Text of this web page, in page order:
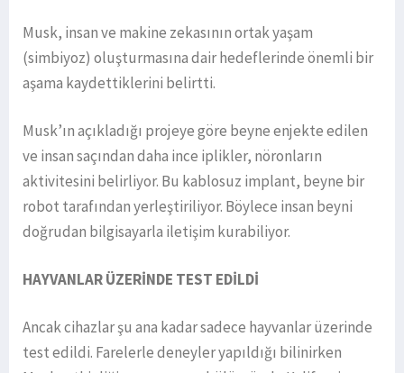
Musk, insan ve makine zekasının ortak yaşam
(simbiyoz) oluşturmasına dair hedeflerinde önemli bir
aşama kaydettiklerini belirtti.
Musk’ın açıkladığı projeye göre beyne enjekte edilen
ve insan saçından daha ince iplikler, nöronların
aktivitesini belirliyor. Bu kablosuz implant, beyne bir
robot tarafından yerleştiriliyor. Böylece insan beyni
doğrudan bilgisayarla iletişim kurabiliyor.
HAYVANLAR ÜZERİNDE TEST EDİLDİ
Ancak cihazlar şu ana kadar sadece hayvanlar üzerinde
test edildi. Farelerle deneyler yapıldığı bilinirken